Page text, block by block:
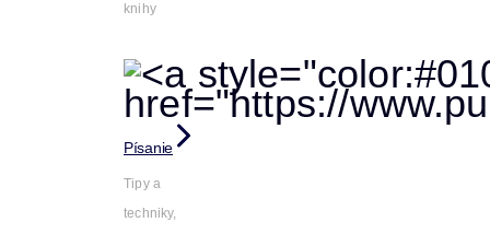
knihy
Písanie
Tipy a
techniky,